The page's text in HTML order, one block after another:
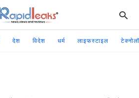
देश विदेश धर्म लाइफस्टाइल